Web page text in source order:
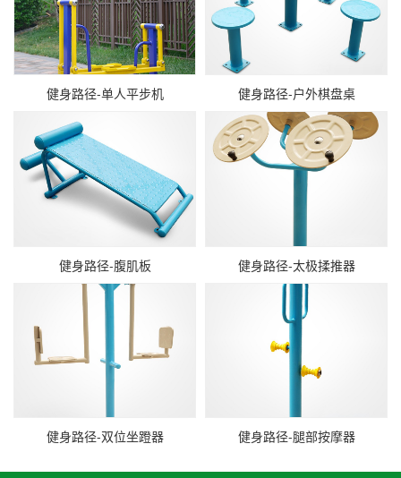
健身路径-单人平步机 健身路径-户外棋盘桌
健身路径-腹肌板 健身路径-太极揉推器
健身路径-双位坐蹬器 健身路径-腿部按摩器